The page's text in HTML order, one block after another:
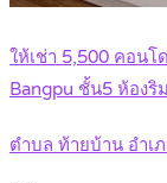
ให้เช่า 5,500 คอน
Bangpu ชั้น5 ห้องริ
ตำบล ท้ายบ้าน อำเ